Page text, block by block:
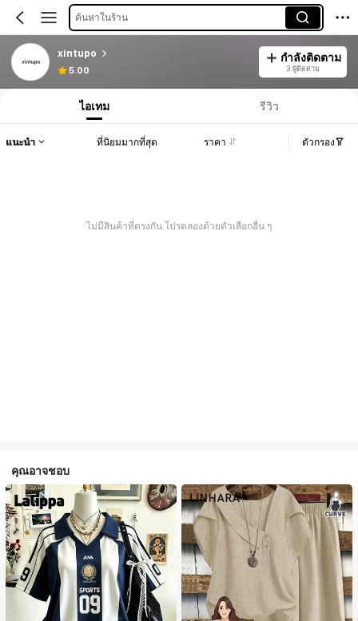
ค้นหาในร้าน
xintupo
5.00
กำลังติดตาม
3 ผู้ติดตาม
ไอเทม รีวิว
แนะนำ ที่นิยมมากที่สุด ราคา ตัวกรอง
ไม่มีสินค้าที่ตรงกัน โปรดลองด้วยตัวเลือกอื่น ๆ
คุณอาจชอบ